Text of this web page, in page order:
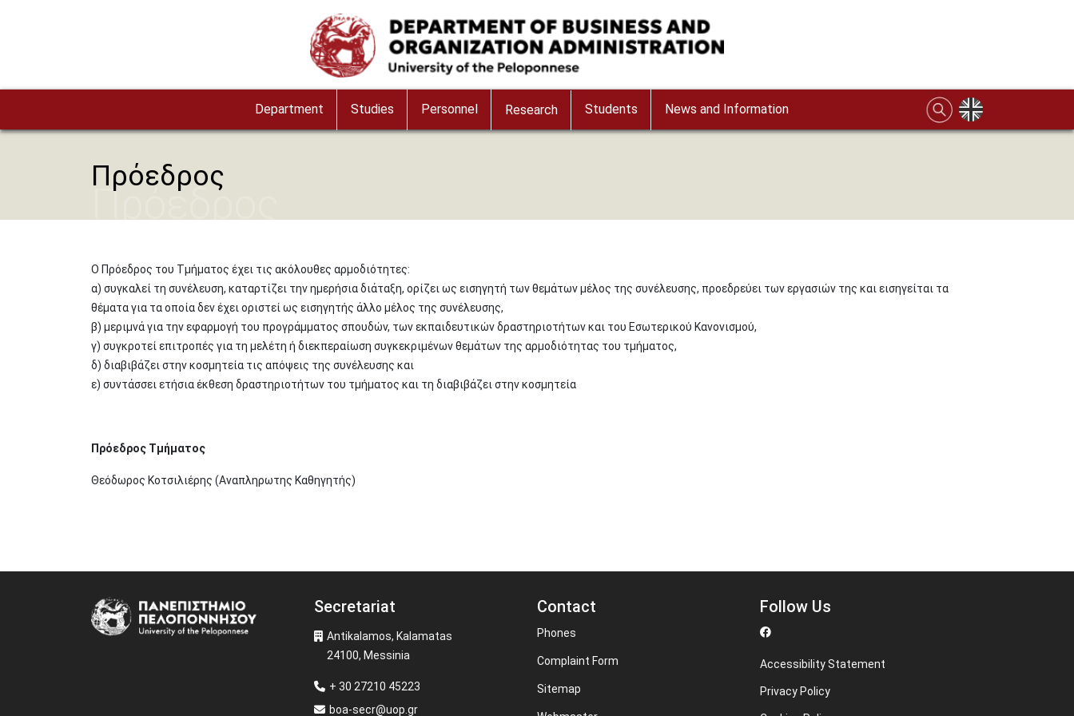
Image
Department Studies Personnel Research Students News and Information
Πρόεδρος
Πρόεδρος
Ο Πρόεδρος του Τμήματος έχει τις ακόλουθες αρμοδιότητες:
α) συγκαλεί τη συνέλευση, καταρτίζει την ημερήσια διάταξη, ορίζει ως εισηγητή των θεμάτων μέλος της συνέλευσης, προεδρεύει των εργασιών της και εισηγείται τα
θέματα για τα οποία δεν έχει οριστεί ως εισηγητής άλλο μέλος της συνέλευσης,
β) μεριμνά για την εφαρμογή του προγράμματος σπουδών, των εκπαιδευτικών δραστηριοτήτων και του Εσωτερικού Κανονισμού,
γ) συγκροτεί επιτροπές για τη μελέτη ή διεκπεραίωση συγκεκριμένων θεμάτων της αρμοδιότητας του τμήματος,
δ) διαβιβάζει στην κοσμητεία τις απόψεις της συνέλευσης και
ε) συντάσσει ετήσια έκθεση δραστηριοτήτων του τμήματος και τη διαβιβάζει στην κοσμητεία
Πρόεδρος Τμήματος
Θεόδωρος Κοτσιλιέρης (Αναπληρωτης Καθηγητής)
Image Secretariat
Antikalamos, Kalamatas
24100, Messinia
+ 30 27210 45223
boa-secr@uop.gr
Contact
Phones
Complaint Form
Sitemap
Follow Us
Accessibility Statement
Privacy Policy